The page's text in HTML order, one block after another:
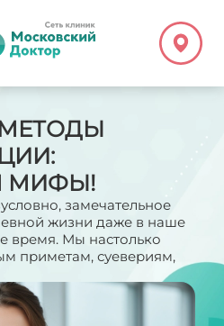
МИФЫ!
замечательное
жизни даже в наше
время. Мы настолько
приметам, суевериям,